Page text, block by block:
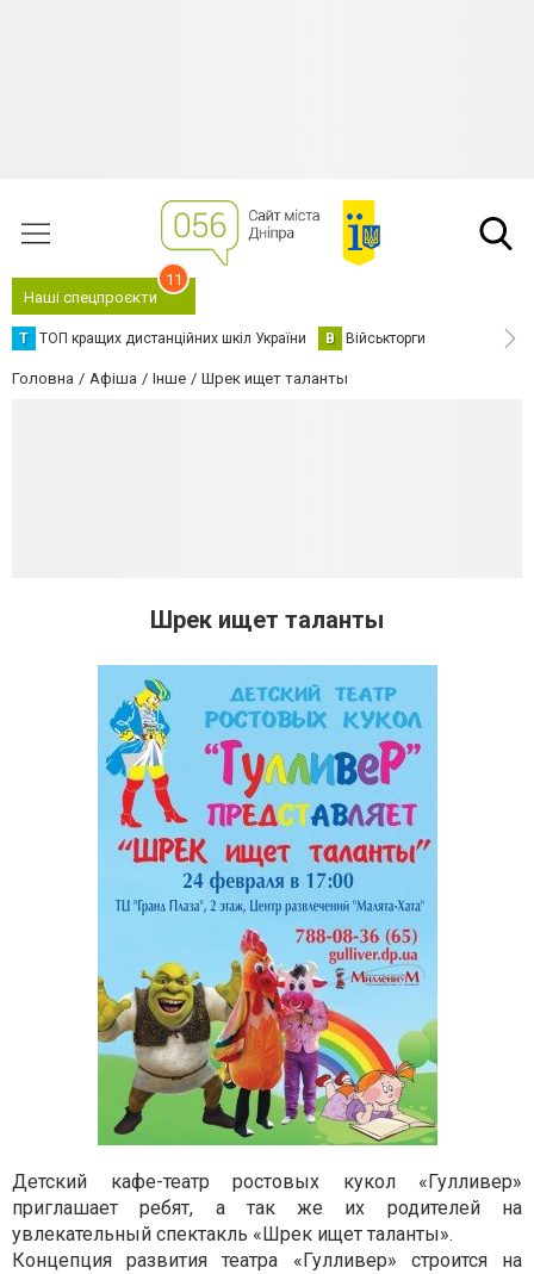
Наші спецпроєкти
11
Т ТОП кращих дистанційних шкіл України В Військторги
Головна Афіша Інше Шрек ищет таланты
Шрек ищет таланты
Детский кафе-театр ростовых кукол «Гулливер»
приглашает ребят, а так же их родителей на
увлекательный спектакль «Шрек ищет таланты».
Концепция развития театра «Гулливер» строится на